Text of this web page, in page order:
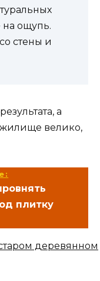
на ощупь.
стены и
а
велико,
плитку